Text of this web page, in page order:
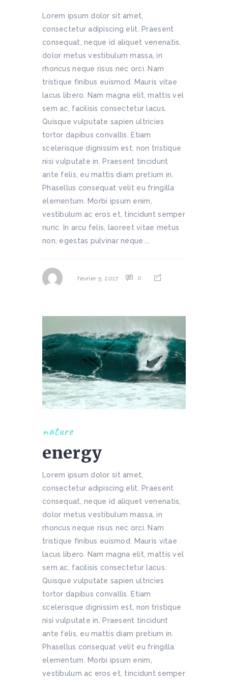
Lorem ipsum dolor sit amet,
consectetur adipiscing elit. Praesent
consequat, neque id aliquet venenatis,
dolor metus vestibulum massa, in
rhoncus neque risus nec orci. Nam
tristique finibus euismod. Mauris vitae
lacus libero. Nam magna elit, mattis vel
sem ac, facilisis consectetur lacus.
Quisque vulputate sapien ultricies
tortor dapibus convallis. Etiam
scelerisque dignissim est, non tristique
nisi vulputate in. Praesent tincidunt
ante felis, eu mattis diam pretium in.
Phasellus consequat velit eu fringilla
elementum. Morbi ipsum enim,
vestibulum ac eros et, tincidunt semper
nunc. In arcu felis, laoreet vitae metus
non, egestas pulvinar neque....
février 5, 2017 0
nature
energy
Lorem ipsum dolor sit amet,
consectetur adipiscing elit. Praesent
consequat, neque id aliquet venenatis,
dolor metus vestibulum massa, in
rhoncus neque risus nec orci. Nam
tristique finibus euismod. Mauris vitae
lacus libero. Nam magna elit, mattis vel
sem ac, facilisis consectetur lacus.
Quisque vulputate sapien ultricies
tortor dapibus convallis. Etiam
scelerisque dignissim est, non tristique
nisi vulputate in. Praesent tincidunt
ante felis, eu mattis diam pretium in.
Phasellus consequat velit eu fringilla
elementum. Morbi ipsum enim,
vestibulum ac eros et, tincidunt semper